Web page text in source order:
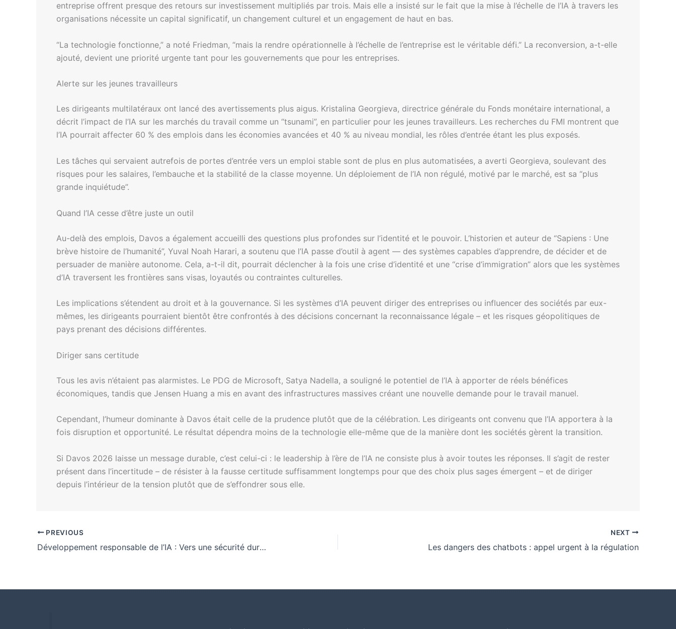
entreprise offrent presque des retours sur investissement multipliés par trois. Mais elle a insisté sur le fait que la mise à l’échelle de l’IA à travers les
organisations nécessite un capital significatif, un changement culturel et un engagement de haut en bas.
“La technologie fonctionne,” a noté Friedman, “mais la rendre opérationnelle à l’échelle de l’entreprise est le véritable défi.” La reconversion, a-t-elle
ajouté, devient une priorité urgente tant pour les gouvernements que pour les entreprises.
Alerte sur les jeunes travailleurs
Les dirigeants multilatéraux ont lancé des avertissements plus aigus. Kristalina Georgieva, directrice générale du Fonds monétaire international, a
décrit l’impact de l’IA sur les marchés du travail comme un “tsunami”, en particulier pour les jeunes travailleurs. Les recherches du FMI montrent que
l’IA pourrait affecter 60 % des emplois dans les économies avancées et 40 % au niveau mondial, les rôles d’entrée étant les plus exposés.
Les tâches qui servaient autrefois de portes d’entrée vers un emploi stable sont de plus en plus automatisées, a averti Georgieva, soulevant des
risques pour les salaires, l’embauche et la stabilité de la classe moyenne. Un déploiement de l’IA non régulé, motivé par le marché, est sa “plus
grande inquiétude”.
Quand l’IA cesse d’être juste un outil
Au-delà des emplois, Davos a également accueilli des questions plus profondes sur l’identité et le pouvoir. L’historien et auteur de “Sapiens : Une
brève histoire de l’humanité”, Yuval Noah Harari, a soutenu que l’IA passe d’outil à agent — des systèmes capables d’apprendre, de décider et de
persuader de manière autonome. Cela, a-t-il dit, pourrait déclencher à la fois une crise d’identité et une “crise d’immigration” alors que les systèmes
d’IA traversent les frontières sans visas, loyautés ou contraintes culturelles.
Les implications s’étendent au droit et à la gouvernance. Si les systèmes d’IA peuvent diriger des entreprises ou influencer des sociétés par eux-
mêmes, les dirigeants pourraient bientôt être confrontés à des décisions concernant la reconnaissance légale – et les risques géopolitiques de
pays prenant des décisions différentes.
Diriger sans certitude
Tous les avis n’étaient pas alarmistes. Le PDG de Microsoft, Satya Nadella, a souligné le potentiel de l’IA à apporter de réels bénéfices
économiques, tandis que Jensen Huang a mis en avant des infrastructures massives créant une nouvelle demande pour le travail manuel.
Cependant, l’humeur dominante à Davos était celle de la prudence plutôt que de la célébration. Les dirigeants ont convenu que l’IA apportera à la
fois disruption et opportunité. Le résultat dépendra moins de la technologie elle-même que de la manière dont les sociétés gèrent la transition.
Si Davos 2026 laisse un message durable, c’est celui-ci : le leadership à l’ère de l’IA ne consiste plus à avoir toutes les réponses. Il s’agit de rester
présent dans l’incertitude – de résister à la fausse certitude suffisamment longtemps pour que des choix plus sages émergent – et de diriger
depuis l’intérieur de la tension plutôt que de s’effondrer sous elle.
PREVIOUS
Développement responsable de l’IA : Vers une sécurité durable
NEXT
Les dangers des chatbots : appel urgent à la régulation